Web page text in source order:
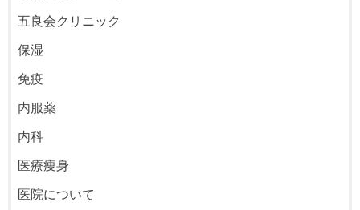
五良会クリニック
保湿
免疫
内服薬
内科
医療痩身
医院について